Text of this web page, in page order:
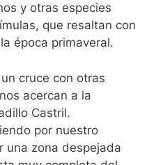
y otras especies
que resaltan con
época primaveral.
cruce con otras
acercan a la
Castril.
por nuestro
una zona despejada